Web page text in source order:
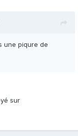
une piqure de
sur